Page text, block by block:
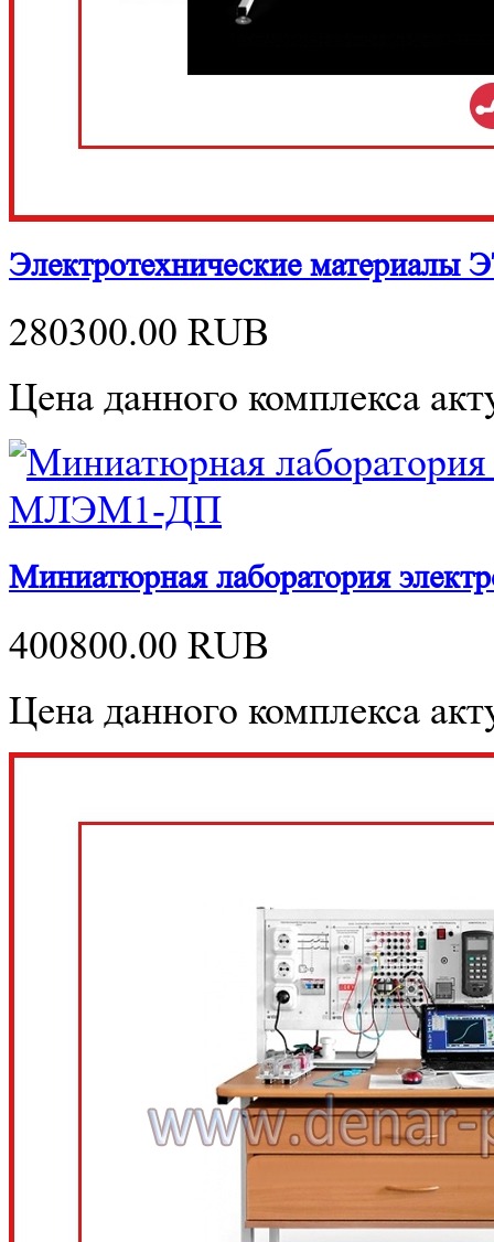
Электротехнические
280300.00 RUB
Цена данного комплекса
Миниатюрная лаборатория
400800.00 RUB
Цена данного комплекса